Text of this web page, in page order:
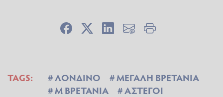
TAGS: ΛΟΝΔΙΝΟ
ΜΕΓΑΛΗ ΒΡΕΤΑΝΙΑ
Μ ΒΡΕΤΑΝΙΑ
ΑΣΤΕΓΟΙ